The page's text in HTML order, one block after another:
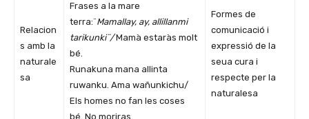
Relacion
s amb la
naturale
sa
Formes de
comunicació i
expressió de la
seua cura i
respecte per la
naturalesa
Frases a la mare
terra:¨Mamallay, ay, allillanmi
tarikunki¨/Mamà estaràs molt
bé.
Runakuna mana allinta
ruwanku. Ama wañunkichu/
Els homes no fan les coses
bé. No moriras.